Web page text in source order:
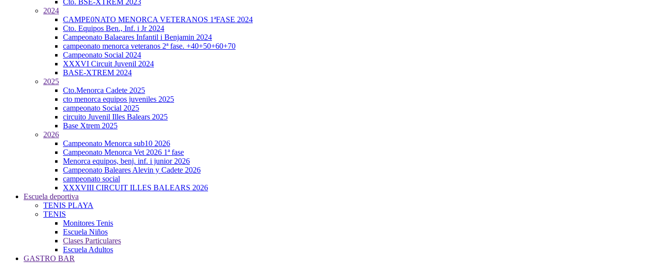
Cto. BSE-XTREM 2023
2024
CAMPE0NATO MENORCA VETERANOS 1ªFASE 2024
Cto. Equipos Ben., Inf. i Jr 2024
Campeonato Balaeares Infantil i Benjamin 2024
campeonato menorca veteranos 2ª fase. +40+50+60+70
Campeonato Social 2024
XXXVI Circuit Juvenil 2024
BASE-XTREM 2024
2025
Cto.Menorca Cadete 2025
cto menorca equipos juveniles 2025
campeonato Social 2025
circuito Juvenil Illes Balears 2025
Base Xtrem 2025
2026
Campeonato Menorca sub10 2026
Campeonato Menorca Vet 2026 1ª fase
Menorca equipos, benj. inf. i junior 2026
Campeonato Baleares Alevin y Cadete 2026
campeonato social
XXXVIII CIRCUIT ILLES BALEARS 2026
Escuela deportiva
TENIS PLAYA
TENIS
Monitores Tenis
Escuela Niños
Clases Particulares
Escuela Adultos
GASTRO BAR